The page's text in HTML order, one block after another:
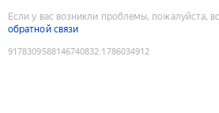
Если у вас возникли проблемы, пожалуйста,
обратной связи
9178309588146740832:1786034912